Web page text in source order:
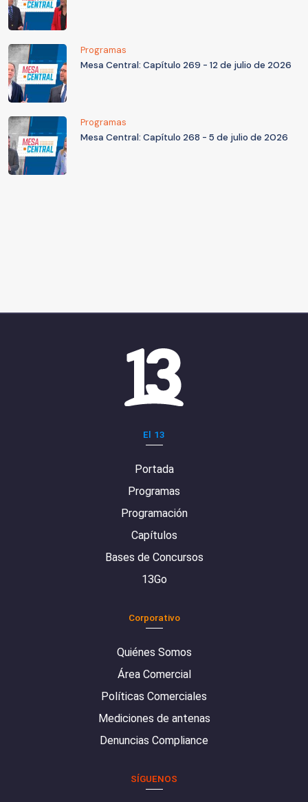
Programas
Mesa Central: Capítulo 269 - 12 de julio de 2026
Programas
Mesa Central: Capítulo 268 - 5 de julio de 2026
El 13
Portada
Programas
Programación
Capítulos
Bases de Concursos
13Go
Corporativo
Quiénes Somos
Área Comercial
Políticas Comerciales
Mediciones de antenas
Denuncias Compliance
SÍGUENOS